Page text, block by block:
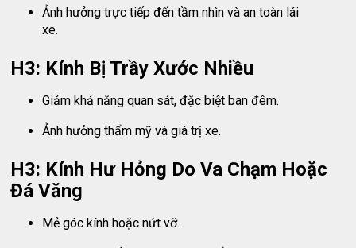
Ảnh hưởng trực tiếp đến tầm nhìn và an toàn lái
xe.
H3: Kính Bị Trầy Xước Nhiều
Giảm khả năng quan sát, đặc biệt ban đêm.
Ảnh hưởng thẩm mỹ và giá trị xe.
H3: Kính Hư Hỏng Do Va Chạm Hoặc
Đá Văng
Mẻ góc kính hoặc nứt vỡ.